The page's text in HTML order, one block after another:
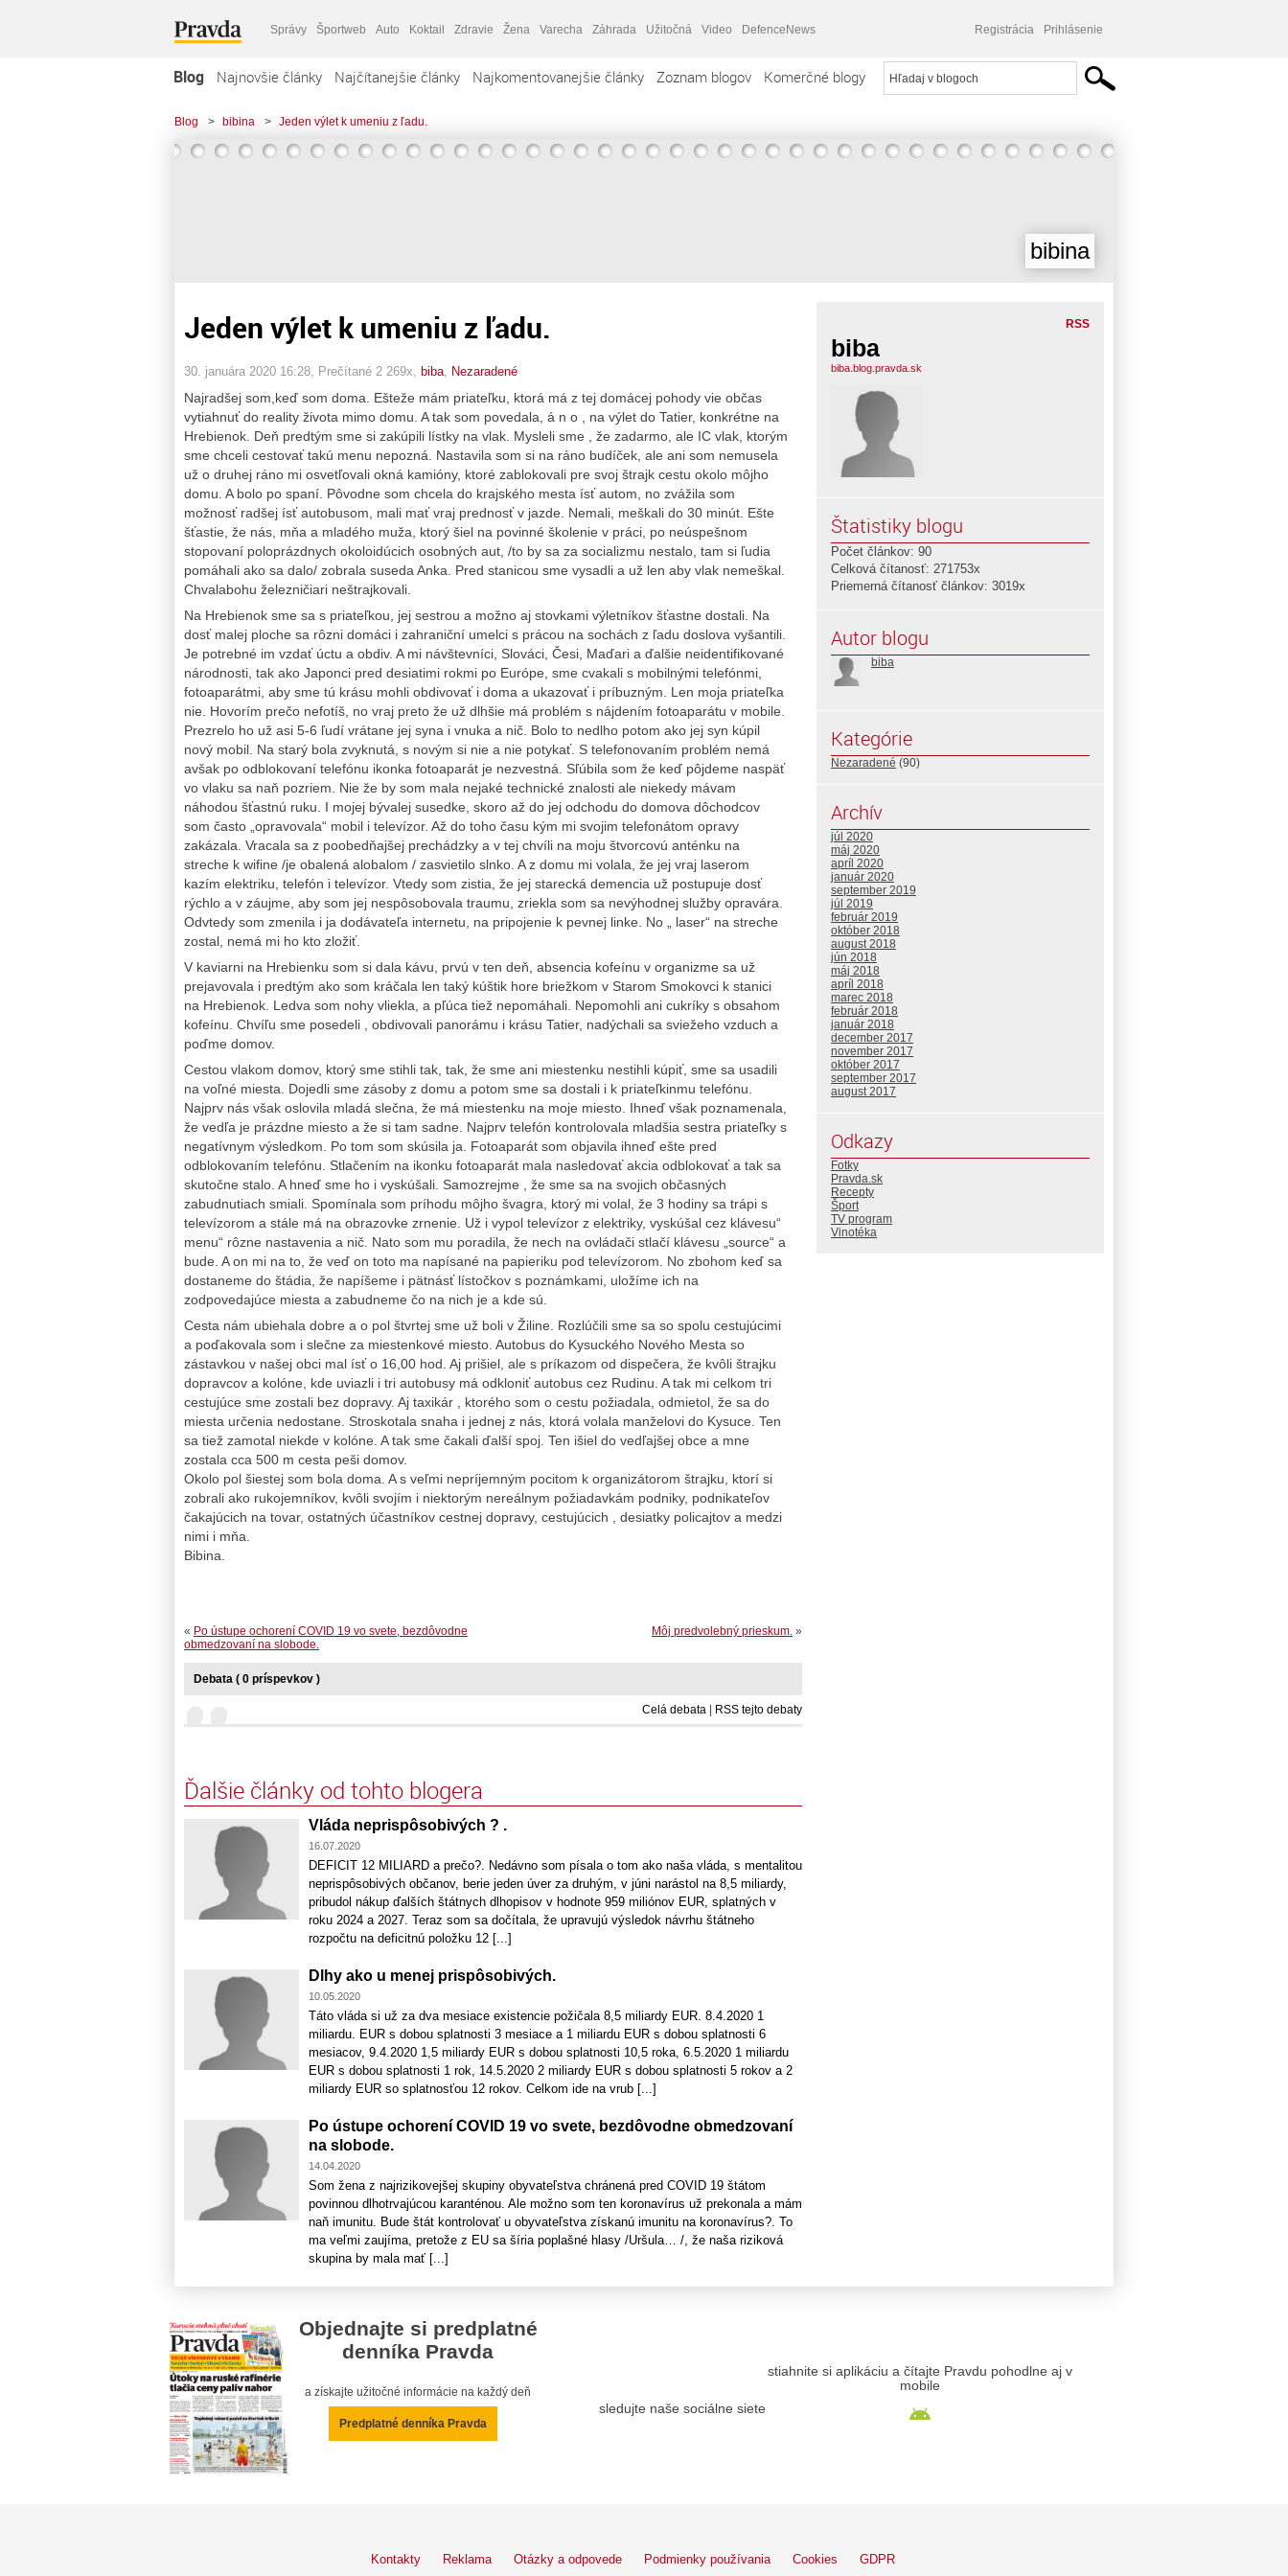
Správy Športweb Auto Koktail Zdravie Žena Varecha Záhrada Užitočná Video DefenceNews Registrácia Prihlásenie
Blog Najnovšie články Najčítanejšie články Najkomentovanejšie články Zoznam blogov Komerčné blogy
Blog > bibina > Jeden výlet k umeniu z ľadu.
bibina
Jeden výlet k umeniu z ľadu.
30. januára 2020 16:28 , Prečítané 2 269x, biba Nezaradené
Najradšej som,keď som doma. Ešteže mám priateľku, ktorá má z tej domácej pohody vie občas
vytiahnuť do reality života mimo domu. A tak som povedala, á n o , na výlet do Tatier, konkrétne na
Hrebienok. Deň predtým sme si zakúpili lístky na vlak. Mysleli sme , že zadarmo, ale IC vlak, ktorým
sme chceli cestovať takú menu nepozná. Nastavila som si na ráno budíček, ale ani som nemusela
už o druhej ráno mi osvetľovali okná kamióny, ktoré zablokovali pre svoj štrajk cestu okolo môjho
domu. A bolo po spaní. Pôvodne som chcela do krajského mesta ísť autom, no zvážila som
možnosť radšej ísť autobusom, mali mať vraj prednosť v jazde. Nemali, meškali do 30 minút. Ešte
šťastie, že nás, mňa a mladého muža, ktorý šiel na povinné školenie v práci, po neúspešnom
stopovaní poloprázdnych okoloidúcich osobných aut, /to by sa za socializmu nestalo, tam si ľudia
pomáhali ako sa dalo/ zobrala suseda Anka. Pred stanicou sme vysadli a už len aby vlak nemeškal.
Chvalabohu železničiari neštrajkovali.
Na Hrebienok sme sa s priateľkou, jej sestrou a možno aj stovkami výletníkov šťastne dostali. Na
dosť malej ploche sa rôzni domáci i zahraniční umelci s prácou na sochách z ľadu doslova vyšantili.
Je potrebné im vzdať úctu a obdiv. A mi návštevníci, Slováci, Česi, Maďari a ďalšie neidentifikované
národnosti, tak ako Japonci pred desiatimi rokmi po Európe, sme cvakali s mobilnými telefónmi,
fotoaparátmi, aby sme tú krásu mohli obdivovať i doma a ukazovať i príbuzným. Len moja priateľka
nie. Hovorím prečo nefotíš, no vraj preto že už dlhšie má problém s nájdením fotoaparátu v mobile.
Prezrelo ho už asi 5-6 ľudí vrátane jej syna i vnuka a nič. Bolo to nedlho potom ako jej syn kúpil
nový mobil. Na starý bola zvyknutá, s novým si nie a nie potykať. S telefonovaním problém nemá
avšak po odblokovaní telefónu ikonka fotoaparát je nezvestná. Sľúbila som že keď pôjdeme naspäť
vo vlaku sa naň pozriem. Nie že by som mala nejaké technické znalosti ale niekedy mávam
náhodou šťastnú ruku. I mojej bývalej susedke, skoro až do jej odchodu do domova dôchodcov
som často „opravovala“ mobil i televízor. Až do toho času kým mi svojim telefonátom opravy
zakázala. Vracala sa z poobedňajšej prechádzky a v tej chvíli na moju štvorcovú anténku na
streche k wifine /je obalená alobalom / zasvietilo slnko. A z domu mi volala, že jej vraj laserom
kazím elektriku, telefón i televízor. Vtedy som zistia, že jej starecká demencia už postupuje dosť
rýchlo a v záujme, aby som jej nespôsobovala traumu, zriekla som sa nevýhodnej služby opravára.
Odvtedy som zmenila i ja dodávateľa internetu, na pripojenie k pevnej linke. No „ laser“ na streche
zostal, nemá mi ho kto zložiť.
V kaviarni na Hrebienku som si dala kávu, prvú v ten deň, absencia kofeínu v organizme sa už
prejavovala i predtým ako som kráčala len taký kúštik hore briežkom v Starom Smokovci k stanici
na Hrebienok. Ledva som nohy vliekla, a pľúca tiež nepomáhali. Nepomohli ani cukríky s obsahom
kofeínu. Chvíľu sme posedeli , obdivovali panorámu i krásu Tatier, nadýchali sa sviežeho vzduch a
poďme domov.
Cestou vlakom domov, ktorý sme stihli tak, tak, že sme ani miestenku nestihli kúpiť, sme sa usadili
na voľné miesta. Dojedli sme zásoby z domu a potom sme sa dostali i k priateľkinmu telefónu.
Najprv nás však oslovila mladá slečna, že má miestenku na moje miesto. Ihneď však poznamenala,
že vedľa je prázdne miesto a že si tam sadne. Najprv telefón kontrolovala mladšia sestra priateľky s
negatívnym výsledkom. Po tom som skúsila ja. Fotoaparát som objavila ihneď ešte pred
odblokovaním telefónu. Stlačením na ikonku fotoaparát mala nasledovať akcia odblokovať a tak sa
skutočne stalo. A hneď sme ho i vyskúšali. Samozrejme , že sme sa na svojich občasných
zabudnutiach smiali. Spomínala som príhodu môjho švagra, ktorý mi volal, že 3 hodiny sa trápi s
televízorom a stále má na obrazovke zrnenie. Už i vypol televízor z elektriky, vyskúšal cez klávesu“
menu“ rôzne nastavenia a nič. Nato som mu poradila, že nech na ovládači stlačí klávesu „source“ a
bude. A on mi na to, že veď on toto ma napísané na papieriku pod televízorom. No zbohom keď sa
dostaneme do štádia, že napíšeme i pätnásť lístočkov s poznámkami, uložíme ich na
zodpovedajúce miesta a zabudneme čo na nich je a kde sú.
Cesta nám ubiehala dobre a o pol štvrtej sme už boli v Žiline. Rozlúčili sme sa so spolu cestujúcimi
a poďakovala som i slečne za miestenkové miesto. Autobus do Kysuckého Nového Mesta so
zástavkou v našej obci mal ísť o 16,00 hod. Aj prišiel, ale s príkazom od dispečera, že kvôli štrajku
dopravcov a kolóne, kde uviazli i tri autobusy má odkloniť autobus cez Rudinu. A tak mi celkom tri
cestujúce sme zostali bez dopravy. Aj taxikár , ktorého som o cestu požiadala, odmietol, že sa do
miesta určenia nedostane. Stroskotala snaha i jednej z nás, ktorá volala manželovi do Kysuce. Ten
sa tiež zamotal niekde v kolóne. A tak sme čakali ďalší spoj. Ten išiel do vedľajšej obce a mne
zostala cca 500 m cesta peši domov.
Okolo pol šiestej som bola doma. A s veľmi nepríjemným pocitom k organizátorom štrajku, ktorí si
zobrali ako rukojemníkov, kvôli svojím i niektorým nereálnym požiadavkám podniky, podnikateľov
čakajúcich na tovar, ostatných účastníkov cestnej dopravy, cestujúcich , desiatky policajtov a medzi
nimi i mňa.
Bibina.
Môj predvolebný prieskum. »
« Po ústupe ochorení COVID 19 vo svete, bezdôvodne
obmedzovaní na slobode.
Debata ( 0 príspevkov )
Celá debata RSS tejto debaty
Ďalšie články od tohto blogera
Vláda neprispôsobivých ? .
16.07.2020
DEFICIT 12 MILIARD a prečo?. Nedávno som písala o tom ako naša vláda, s mentalitou
neprispôsobivých občanov, berie jeden úver za druhým, v júni narástol na 8,5 miliardy,
pribudol nákup ďalších štátnych dlhopisov v hodnote 959 miliónov EUR, splatných v
roku 2024 a 2027. Teraz som sa dočítala, že upravujú výsledok návrhu štátneho
rozpočtu na deficitnú položku 12 [...]
Dlhy ako u menej prispôsobivých.
10.05.2020
Táto vláda si už za dva mesiace existencie požičala 8,5 miliardy EUR. 8.4.2020 1
miliardu. EUR s dobou splatnosti 3 mesiace a 1 miliardu EUR s dobou splatnosti 6
mesiacov, 9.4.2020 1,5 miliardy EUR s dobou splatnosti 10,5 roka, 6.5.2020 1 miliardu
EUR s dobou splatnosti 1 rok, 14.5.2020 2 miliardy EUR s dobou splatnosti 5 rokov a 2
miliardy EUR so splatnosťou 12 rokov. Celkom ide na vrub [...]
Po ústupe ochorení COVID 19 vo svete, bezdôvodne obmedzovaní
na slobode.
14.04.2020
Som žena z najrizikovejšej skupiny obyvateľstva chránená pred COVID 19 štátom
povinnou dlhotrvajúcou karanténou. Ale možno som ten koronavírus už prekonala a mám
naň imunitu. Bude štát kontrolovať u obyvateľstva získanú imunitu na koronavírus?. To
ma veľmi zaujíma, pretože z EU sa šíria poplašné hlasy /Uršula… /, že naša riziková
skupina by mala mať [...]
RSS
biba
biba.blog.pravda.sk
Štatistiky blogu
Počet článkov: 90
Celková čítanosť: 271753x
Priemerná čítanosť článkov: 3019x
Autor blogu
biba
Kategórie
Nezaradené (90)
Archív
júl 2020
máj 2020
apríl 2020
január 2020
september 2019
júl 2019
február 2019
október 2018
august 2018
jún 2018
máj 2018
apríl 2018
marec 2018
február 2018
január 2018
december 2017
november 2017
október 2017
september 2017
august 2017
Odkazy
Fotky
Pravda.sk
Recepty
Šport
TV program
Vinotéka
Objednajte si predplatné
denníka Pravda
a získajte užitočné informácie na každý deň
Predplatné denníka Pravda
sledujte naše sociálne siete
stiahnite si aplikáciu a čítajte Pravdu pohodlne aj v
mobile
Kontakty Reklama Otázky a odpovede Podmienky používania Cookies GDPR